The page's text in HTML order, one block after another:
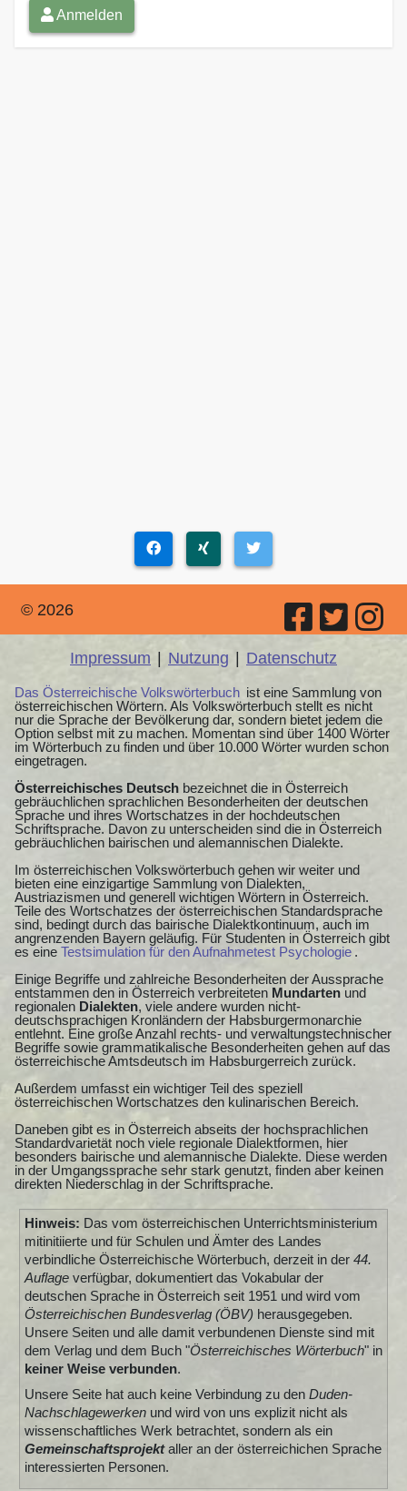
Anmelden
© 2026
Impressum Nutzung Datenschutz
Das Österreichische Volkswörterbuch ist eine Sammlung von
österreichischen Wörtern. Als Volkswörterbuch stellt es nicht
nur die Sprache der Bevölkerung dar, sondern bietet jedem die
Option selbst mit zu machen. Momentan sind über 1400 Wörter
im Wörterbuch zu finden und über 10.000 Wörter wurden schon
eingetragen.
Österreichisches Deutsch bezeichnet die in Österreich
gebräuchlichen sprachlichen Besonderheiten der deutschen
Sprache und ihres Wortschatzes in der hochdeutschen
Schriftsprache. Davon zu unterscheiden sind die in Österreich
gebräuchlichen bairischen und alemannischen Dialekte.
Im österreichischen Volkswörterbuch gehen wir weiter und
bieten eine einzigartige Sammlung von Dialekten,
Austriazismen und generell wichtigen Wörtern in Österreich.
Teile des Wortschatzes der österreichischen Standardsprache
sind, bedingt durch das bairische Dialektkontinuum, auch im
angrenzenden Bayern geläufig. Für Studenten in Österreich gibt
es eine Testsimulation für den Aufnahmetest Psychologie .
Einige Begriffe und zahlreiche Besonderheiten der Aussprache
entstammen den in Österreich verbreiteten Mundarten und
regionalen Dialekten, viele andere wurden nicht-
deutschsprachigen Kronländern der Habsburgermonarchie
entlehnt. Eine große Anzahl rechts- und verwaltungstechnischer
Begriffe sowie grammatikalische Besonderheiten gehen auf das
österreichische Amtsdeutsch im Habsburgerreich zurück.
Außerdem umfasst ein wichtiger Teil des speziell
österreichischen Wortschatzes den kulinarischen Bereich.
Daneben gibt es in Österreich abseits der hochsprachlichen
Standardvarietät noch viele regionale Dialektformen, hier
besonders bairische und alemannische Dialekte. Diese werden
in der Umgangssprache sehr stark genutzt, finden aber keinen
direkten Niederschlag in der Schriftsprache.
Hinweis: Das vom österreichischen Unterrichtsministerium
mitinitiierte und für Schulen und Ämter des Landes
verbindliche Österreichische Wörterbuch, derzeit in der 44.
Auflageverfügbar, dokumentiert das Vokabular der
deutschen Sprache in Österreich seit 1951 und wird vom
Österreichischen Bundesverlag (ÖBV) herausgegeben.
Unsere Seiten und alle damit verbundenen Dienste sind mit
dem Verlag und dem Buch "Österreichisches Wörterbuch" in
keiner Weise verbunden.
Unsere Seite hat auch keine Verbindung zu den Duden-
Nachschlagewerkenund wird von uns explizit nicht als
wissenschaftliches Werk betrachtet, sondern als ein
Gemeinschaftsprojektaller an der österreichichen Sprache
interessierten Personen.